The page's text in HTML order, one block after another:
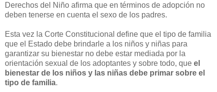
Derechos del Niño afirma que en términos de adopción no
deben tenerse en cuenta el sexo de los padres.
Esta vez la Corte Constitucional define que el tipo de familia
que el Estado debe brindarle a los niños y niñas para
garantizar su bienestar no debe estar mediada por la
orientación sexual de los adoptantes y sobre todo, que el
bienestar de los niños y las niñas debe primar sobre el
tipo de familia.